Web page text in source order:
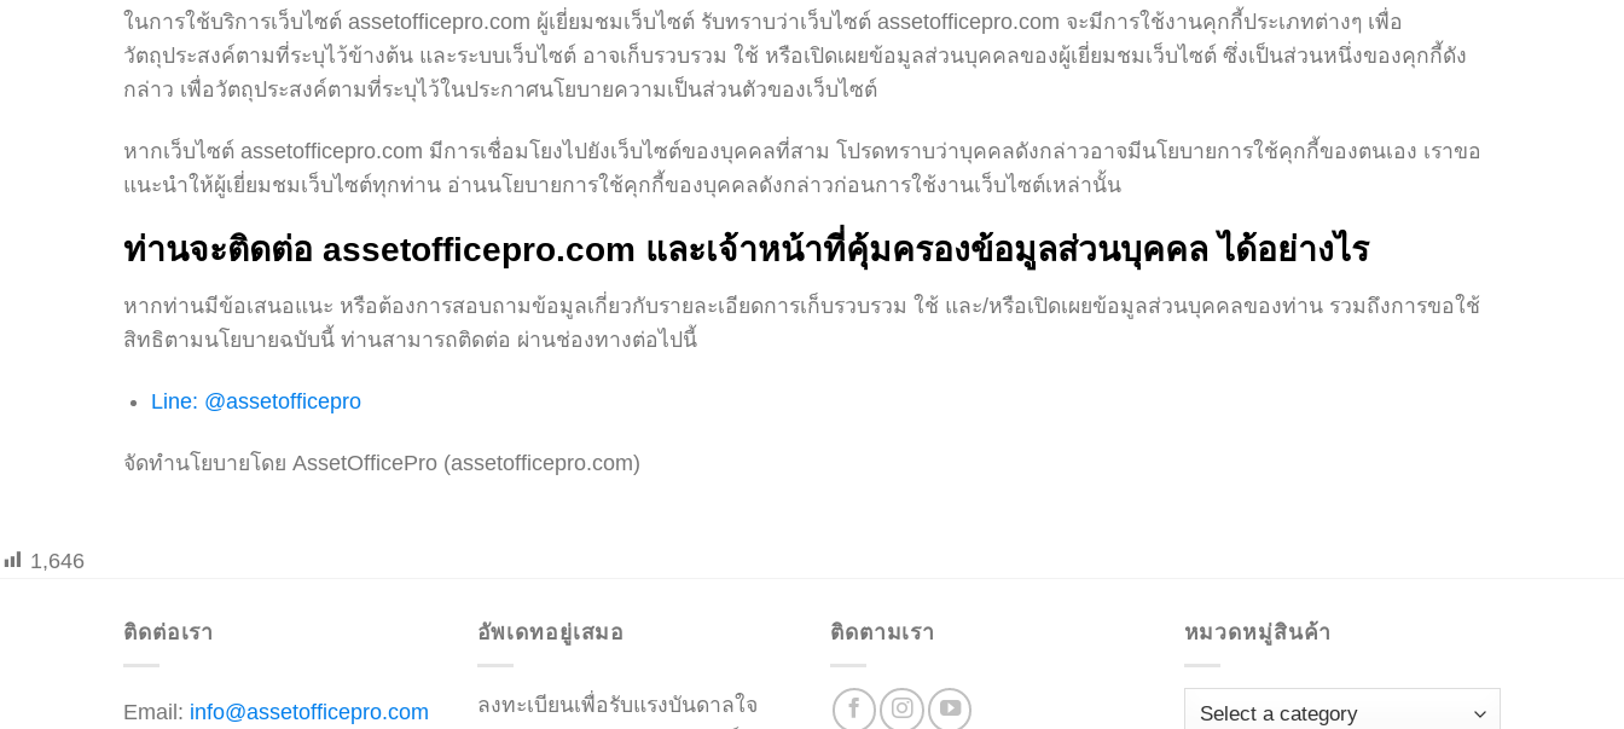
ในการใช้บริการเว็บไซต์ assetofficepro.com ผู้เยี่ยมชมเว็บไซต์ รับทราบว่าเว็บไซต์ assetofficepro.com จะมีการใช้งานคุกกี้ประเภทต่างๆ เพื่อ
วัตถุประสงค์ตามที่ระบุไว้ข้างต้น และระบบเว็บไซต์ อาจเก็บรวบรวม ใช้ หรือเปิดเผยข้อมูลส่วนบุคคลของผู้เยี่ยมชมเว็บไซต์ ซึ่งเป็นส่วนหนึ่งของคุกกี้ดัง
กล่าว เพื่อวัตถุประสงค์ตามที่ระบุไว้ในประกาศนโยบายความเป็นส่วนตัวของเว็บไซต์
หากเว็บไซต์ assetofficepro.com มีการเชื่อมโยงไปยังเว็บไซต์ของบุคคลที่สาม โปรดทราบว่าบุคคลดังกล่าวอาจมีนโยบายการใช้คุกกี้ของตนเอง เราขอ
แนะนำให้ผู้เยี่ยมชมเว็บไซต์ทุกท่าน อ่านนโยบายการใช้คุกกี้ของบุคคลดังกล่าวก่อนการใช้งานเว็บไซต์เหล่านั้น
ท่านจะติดต่อ assetofficepro.com และเจ้าหน้าที่คุ้มครองข้อมูลส่วนบุคคล ได้อย่างไร
หากท่านมีข้อเสนอแนะ หรือต้องการสอบถามข้อมูลเกี่ยวกับรายละเอียดการเก็บรวบรวม ใช้ และ/หรือเปิดเผยข้อมูลส่วนบุคคลของท่าน รวมถึงการขอใช้
สิทธิตามนโยบายฉบับนี้ ท่านสามารถติดต่อ ผ่านช่องทางต่อไปนี้
Line: @assetofficepro
จัดทำนโยบายโดย AssetOfficePro (assetofficepro.com)
1,646
ติดต่อเรา
Email: info@assetofficepro.com
อัพเดทอยู่เสมอ
ลงทะเบียนเพื่อรับแรงบันดาลใจ
ติดตามเรา หมวดหมู่สินค้า